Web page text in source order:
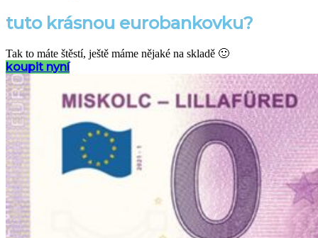
tuto krásnou eurobankovku?
Tak to máte štěstí, ještě máme nějaké na skladě 🙂
koupit nyní